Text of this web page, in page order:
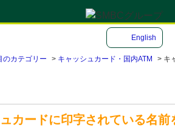
English
のカテゴリー > キャッシュカード・国内ATM > キ
カードに印字されている名